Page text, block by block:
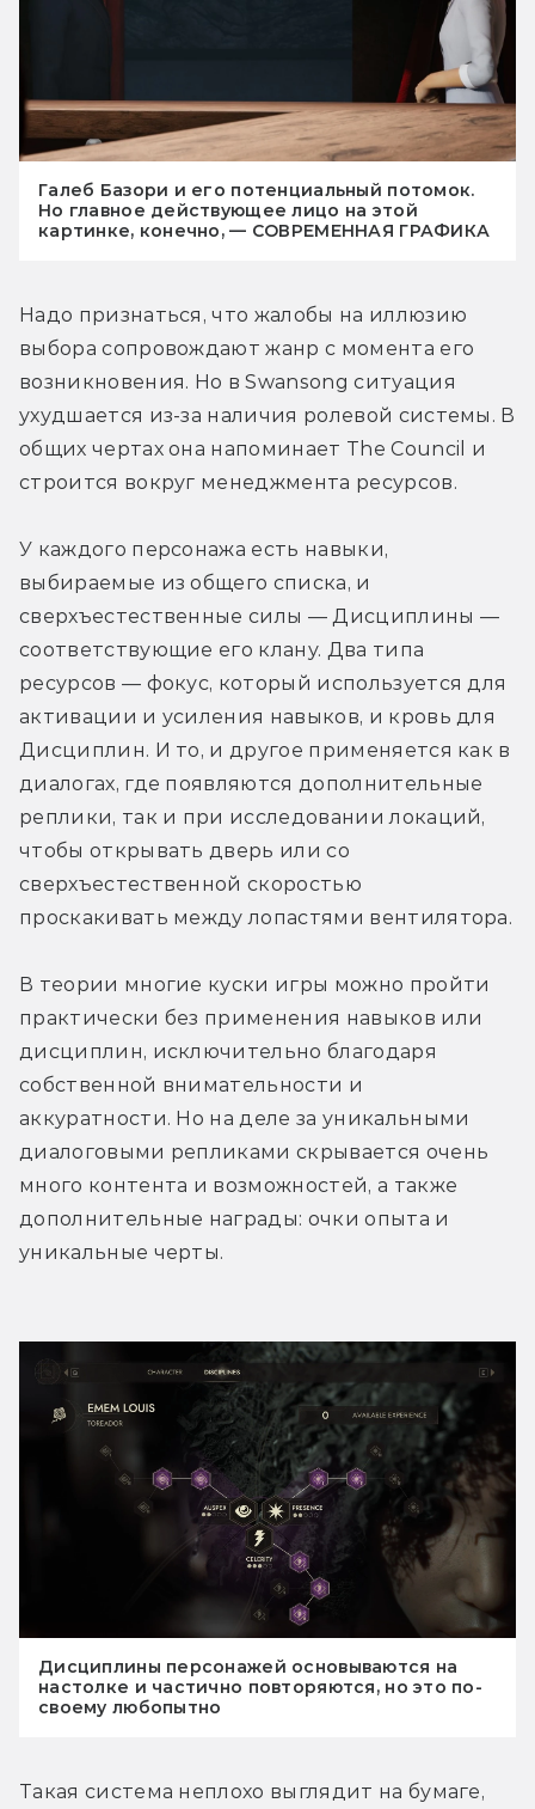
Галеб Базори и его потенциальный потомок.
Но главное действующее лицо на этой
картинке, конечно, — СОВРЕМЕННАЯ ГРАФИКА
Надо признаться, что жалобы на иллюзию
выбора сопровождают жанр с момента его
возникновения. Но в Swansong ситуация
ухудшается из-за наличия ролевой системы. В
общих чертах она напоминает The Council и
строится вокруг менеджмента ресурсов.
У каждого персонажа есть навыки,
выбираемые из общего списка, и
сверхъестественные силы — Дисциплины —
соответствующие его клану. Два типа
ресурсов — фокус, который используется для
активации и усиления навыков, и кровь для
Дисциплин. И то, и другое применяется как в
диалогах, где появляются дополнительные
реплики, так и при исследовании локаций,
чтобы открывать дверь или со
сверхъестественной скоростью
проскакивать между лопастями вентилятора.
В теории многие куски игры можно пройти
практически без применения навыков или
дисциплин, исключительно благодаря
собственной внимательности и
аккуратности. Но на деле за уникальными
диалоговыми репликами скрывается очень
много контента и возможностей, а также
дополнительные награды: очки опыта и
уникальные черты.
Дисциплины персонажей основываются на
настолке и частично повторяются, но это по-
своему любопытно
Такая система неплохо выглядит на бумаге,